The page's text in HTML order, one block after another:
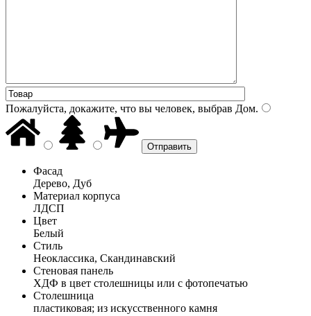
Пожалуйста, докажите, что вы человек, выбрав Дом.
Фасад
Дерево, Дуб
Материал корпуса
ЛДСП
Цвет
Белый
Стиль
Неоклассика, Скандинавский
Стеновая панель
ХДФ в цвет столешницы или с фотопечатью
Столешница
пластиковая; из искусственного камня